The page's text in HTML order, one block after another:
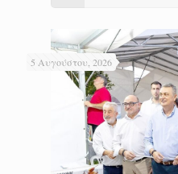
5 Αυγούστου, 2026